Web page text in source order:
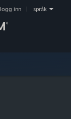
logg inn språk